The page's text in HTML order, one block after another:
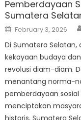
Pemberdayaan
Sumatera
Posted
on
February 3, 2026
Di Sumatera
kekayaan budaya
revolusi diam-diam.
menantang norma-
pemberdayaan
menciptakan
historis, Sumatera